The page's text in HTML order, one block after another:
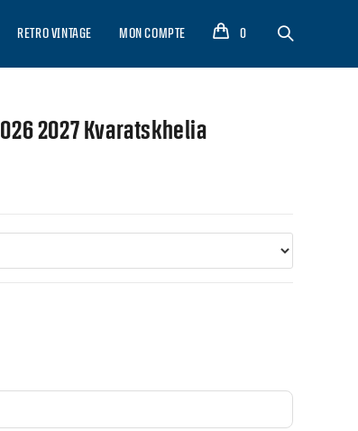
RETRO VINTAGE MON COMPTE 0
2027 Kvaratskhelia